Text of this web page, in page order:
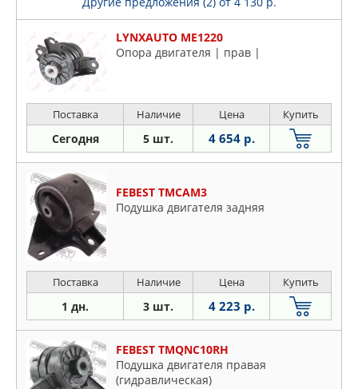
LYNXAUTO ME1220
Опора двигателя | прав |
Поставка Наличие Цена Купить
Сегодня 5 шт. 4 654 р.
FEBEST TMCAM3
Подушка двигателя задняя
Поставка Наличие Цена Купить
1 дн. 3 шт. 4 223 р.
FEBEST TMQNC10RH
Подушка двигателя правая
(гидравлическая)